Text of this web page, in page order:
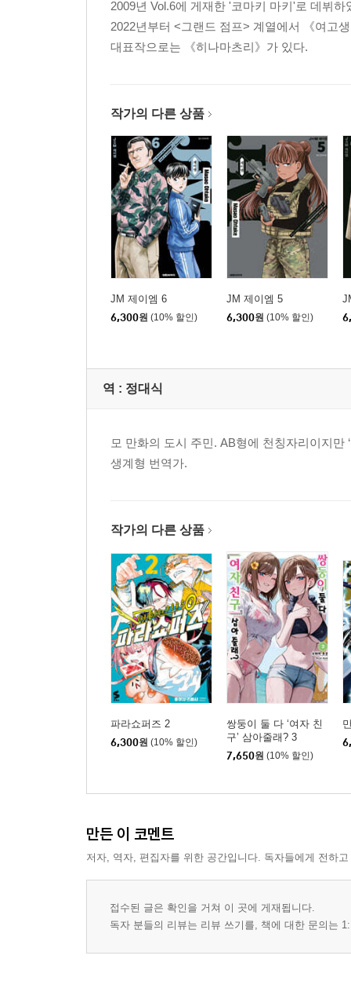
2009년 Vol.6에 게재한 '코마키 마키'로 데뷔하
2022년부터 <그랜드 점프> 계열에서 《여고
대표작으로는 《히나마츠리》가 있다.
작가의 다른 상품
JM 제이엠 6
6,300원 (10% 할인)
JM 제이엠 5
6,300원 (10% 할인)
역 : 정대식
모 만화의 도시 주민. AB형에 천칭자리이지만
생계형 번역가.
작가의 다른 상품
파라쇼퍼즈 2
6,300원 (10% 할인)
쌍둥이 둘 다 ‘여자 친
구’ 삼아줄래? 3
7,650원 (10% 할인)
만든 이 코멘트
저자, 역자, 편집자를 위한 공간입니다. 독자들에게 전하
접수된 글은 확인을 거쳐 이 곳에 게재됩니다.
독자 분들의 리뷰는 리뷰 쓰기를, 책에 대한 문의는